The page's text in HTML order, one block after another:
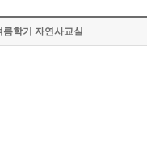
학기 자연사교실